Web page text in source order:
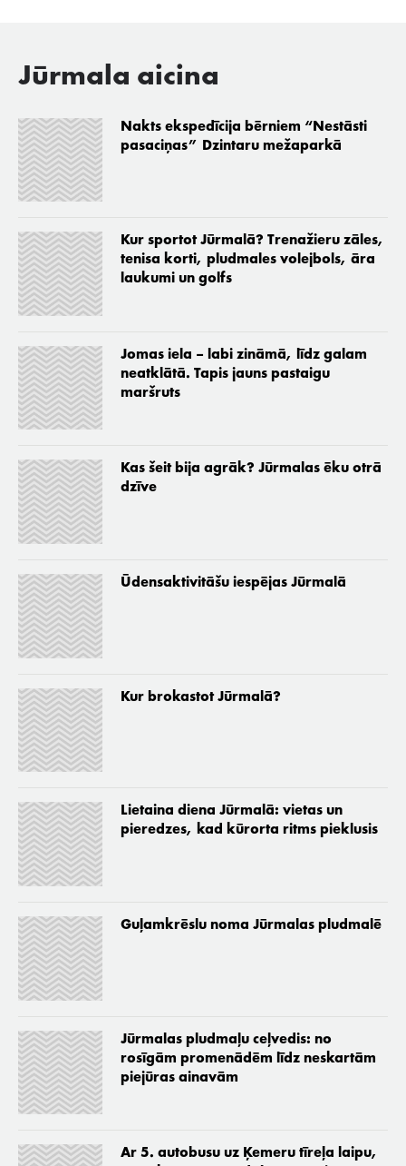
Jūrmala aicina
Nakts ekspedīcija bērniem “Nestāsti
pasaciņas” Dzintaru mežaparkā
Kur sportot Jūrmalā? Trenažieru zāles,
tenisa korti, pludmales volejbols, āra
laukumi un golfs
Jomas iela – labi zināmā, līdz galam
neatklātā. Tapis jauns pastaigu
maršruts
Kas šeit bija agrāk? Jūrmalas ēku otrā
dzīve
Ūdensaktivitāšu iespējas Jūrmalā
Kur brokastot Jūrmalā?
Lietaina diena Jūrmalā: vietas un
pieredzes, kad kūrorta ritms pieklusis
Guļamkrēslu noma Jūrmalas pludmalē
Jūrmalas pludmaļu ceļvedis: no
rosīgām promenādēm līdz neskartām
piejūras ainavām
Ar 5. autobusu uz Ķemeru tīreļa laipu,